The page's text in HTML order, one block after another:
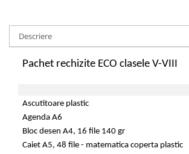
Descriere
Pachet rechizite ECO clasele V-VIII
Ascutitoare plastic
Agenda A6
Bloc desen A4, 16 file 140 gr
Caiet A5, 48 file - matematica coperta plastic